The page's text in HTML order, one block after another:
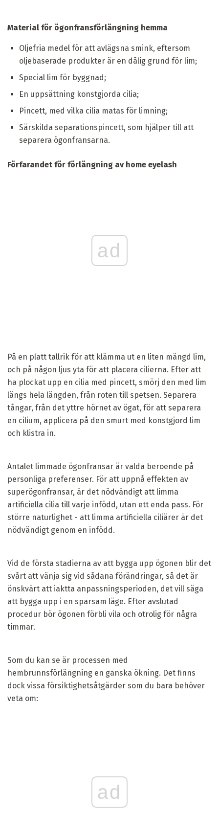
Material för ögonfransförlängning hemma
Oljefria medel för att avlägsna smink, eftersom
oljebaserade produkter är en dålig grund för lim;
Special lim för byggnad;
En uppsättning konstgjorda cilia;
Pincett, med vilka cilia matas för limning;
Särskilda separationspincett, som hjälper till att
separera ögonfransarna.
Förfarandet för förlängning av home eyelash
ad
På en platt tallrik för att klämma ut en liten mängd lim,
och på någon ljus yta för att placera cilierna. Efter att
ha plockat upp en cilia med pincett, smörj den med lim
längs hela längden, från roten till spetsen. Separera
tångar, från det yttre hörnet av ögat, för att separera
en cilium, applicera på den smurt med konstgjord lim
och klistra in.
Antalet limmade ögonfransar är valda beroende på
personliga preferenser. För att uppnå effekten av
superögonfransar, är det nödvändigt att limma
artificiella cilia till varje infödd, utan ett enda pass. För
större naturlighet - att limma artificiella ciliärer är det
nödvändigt genom en infödd.
Vid de första stadierna av att bygga upp ögonen blir det
svårt att vänja sig vid sådana förändringar, så det är
önskvärt att iaktta anpassningsperioden, det vill säga
att bygga upp i en sparsam läge. Efter avslutad
procedur bör ögonen förbli vila och otrolig för några
timmar.
Som du kan se är processen med
hembrunnsförlängning en ganska ökning. Det finns
dock vissa försiktighetsåtgärder som du bara behöver
veta om:
ad